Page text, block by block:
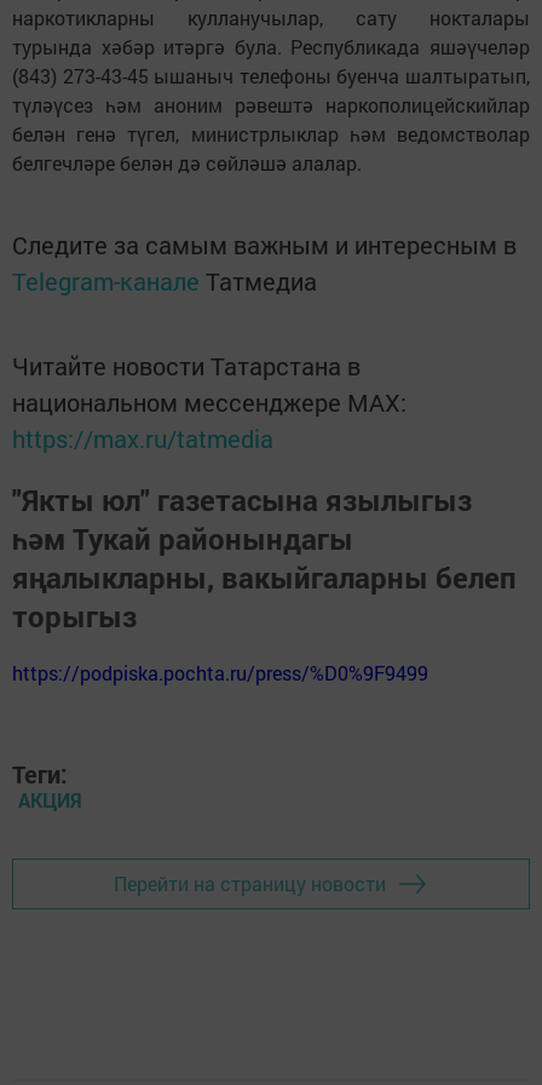
наркотикларны кулланучылар, сату нокталары
турында хәбәр итәргә була. Республикада яшәүчеләр
(843) 273-43-45 ышаныч телефоны буенча шалтыратып,
түләүсез һәм аноним рәвештә наркополицейскийлар
белән генә түгел, министрлыклар һәм ведомстволар
белгечләре белән дә сөйләшә алалар.
Следите за самым важным и интересным в
Telegram-канале Татмедиа
Читайте новости Татарстана в
национальном мессенджере MАХ:
https://max.ru/tatmedia
"Якты юл" газетасына язылыгыз
һәм Тукай районындагы
яңалыкларны, вакыйгаларны белеп
торыгыз
https://podpiska.pochta.ru/press/%D0%9F9499
Теги:
АКЦИЯ
Перейти на страницу новости